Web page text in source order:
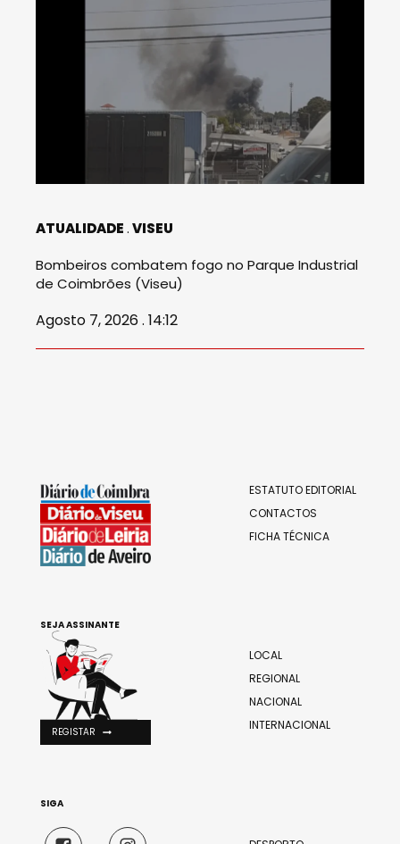
ATUALIDADE VISEU
Bombeiros combatem fogo no Parque Industrial
de Coimbrões (Viseu)
Agosto 7, 2026 . 14:12
ESTATUTO EDITORIAL
CONTACTOS
FICHA TÉCNICA
LOCAL
REGIONAL
NACIONAL
INTERNACIONAL
SEJA ASSINANTE
REGISTAR
SIGA